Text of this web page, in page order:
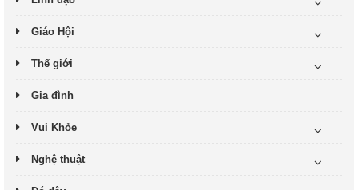
Giáo Hội
Thế giới
Gia đình
Vui Khỏe
Nghệ thuật